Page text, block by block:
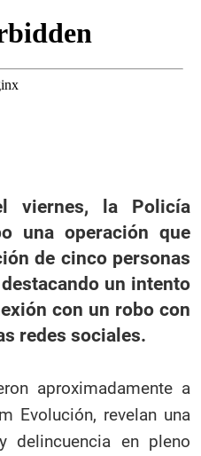
viernes, la Policía
una operación que
de cinco personas
un intento
con un robo con
redes sociales.
aproximadamente a
Evolución, revelan una
delincuencia en pleno